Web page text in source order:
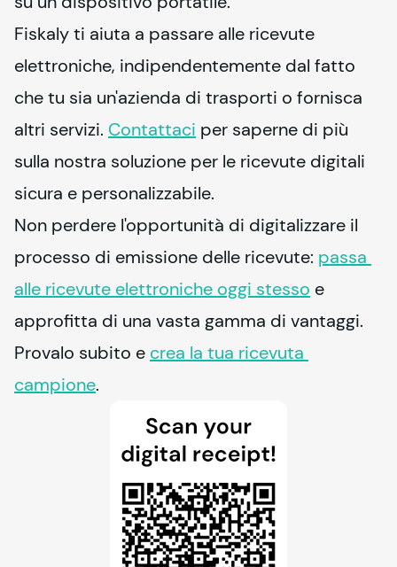
Fiskaly ti aiuta a passare alle ricevute
elettroniche, indipendentemente dal fatto
che tu sia un'azienda di trasporti o fornisca
altri servizi. Contattaci per saperne di più
sulla nostra soluzione per le ricevute digitali
sicura e personalizzabile.
Non perdere l'opportunità di digitalizzare il
processo di emissione delle ricevute: passa
alle ricevute elettroniche oggi stesso e
approfitta di una vasta gamma di vantaggi.
Provalo subito e crea la tua ricevuta
campione.